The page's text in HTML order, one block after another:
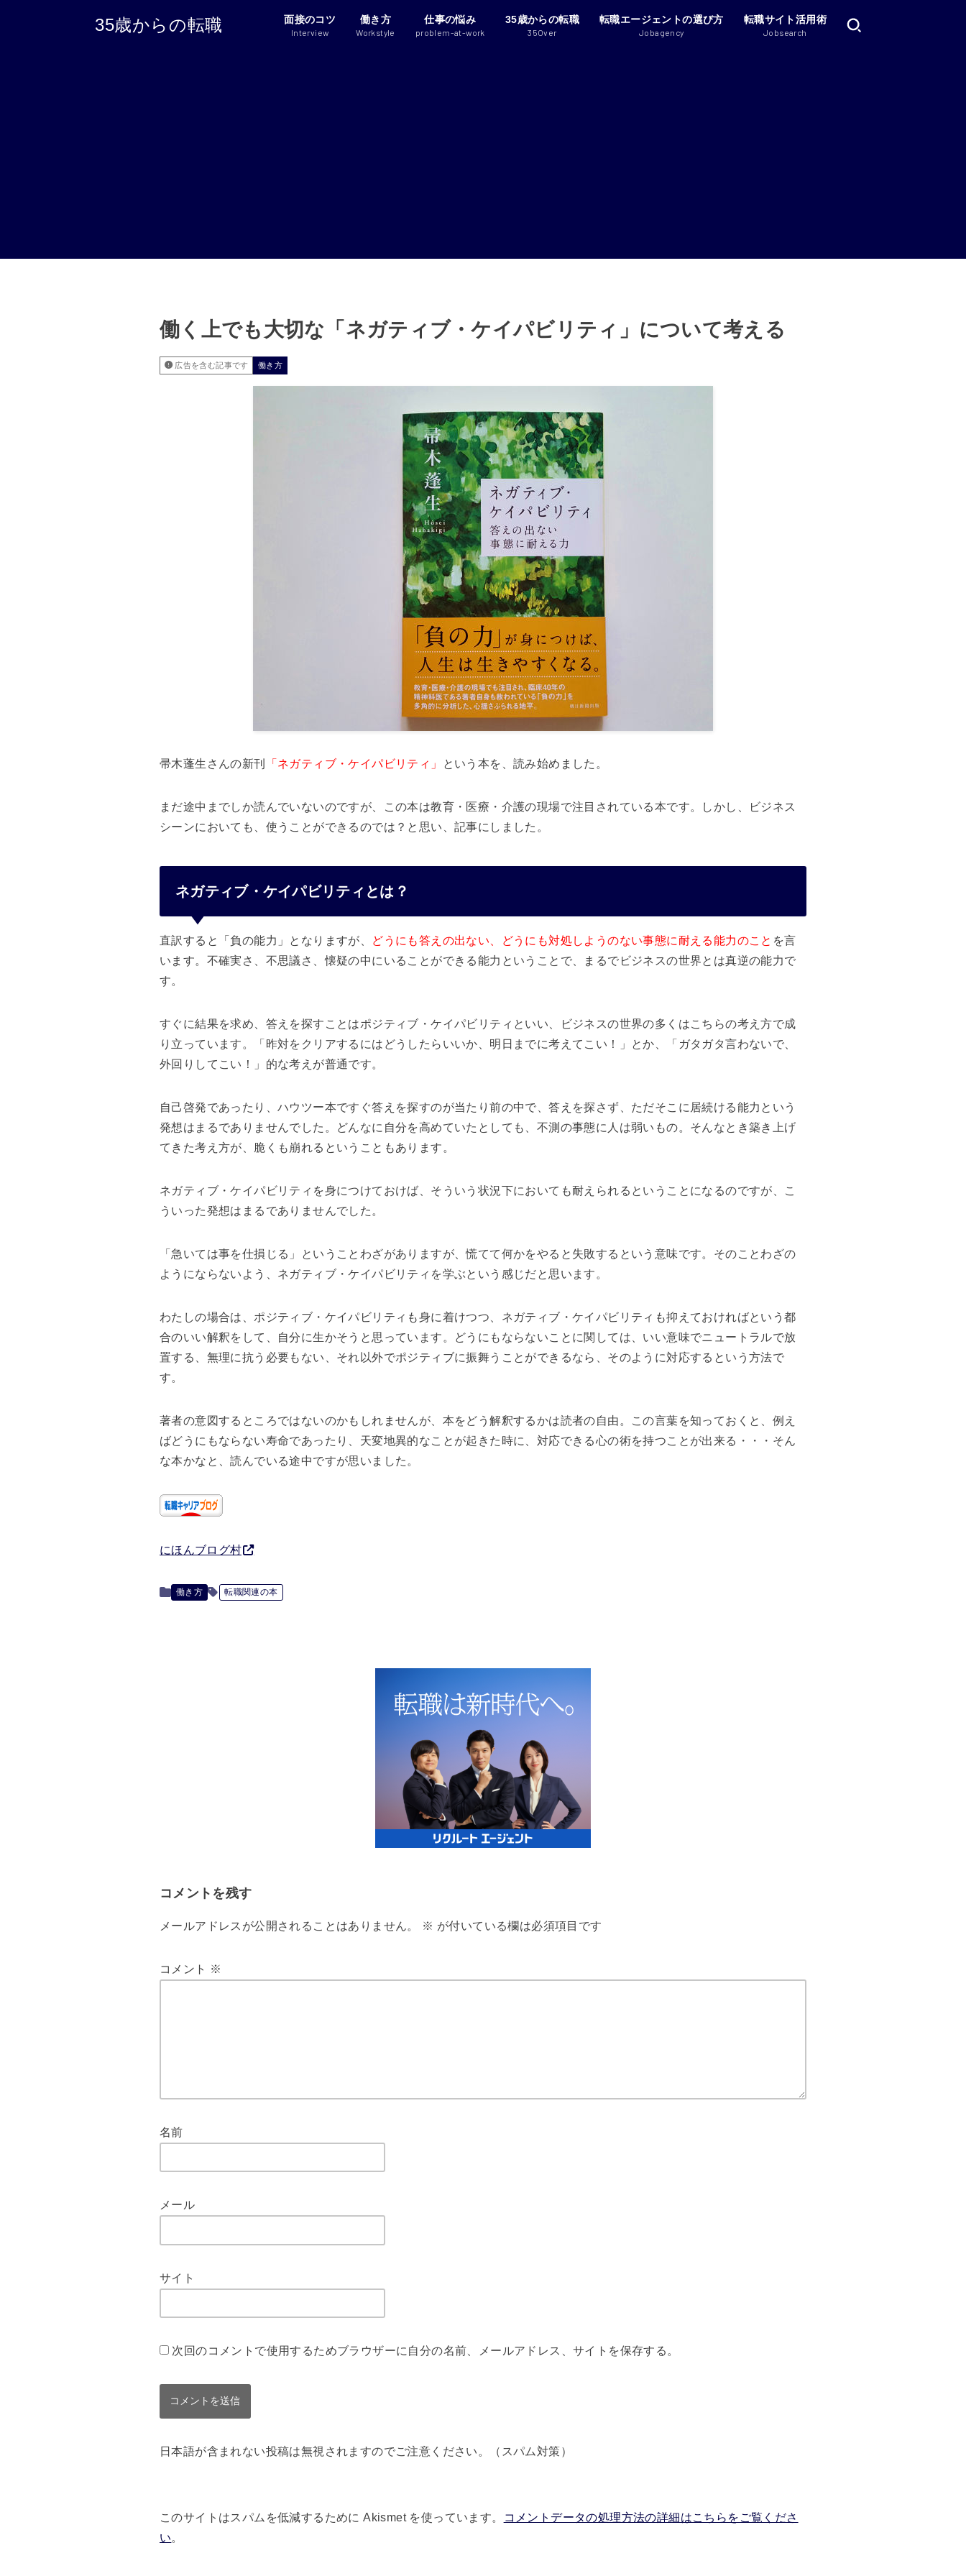
35歳からの転職 面接のコツ
Interview
働き方
Workstyle
仕事の悩み
problem-at-work
35歳からの転職
35Over
転職エージェントの選び方
Jobagency
転職サイト活用術
Jobsearch
働く上でも大切な「ネガティブ・ケイパビリティ」について考える
広告を含む記事です 働き方
帚木蓬生さんの新刊 「ネガティブ・ケイパビリティ」 という本を、読み始めました。
まだ途中までしか読んでいないのですが、この本は教育・医療・介護の現場で注目されている本です。しかし、ビジネス
シーンにおいても、使うことができるのでは？と思い、記事にしました。
ネガティブ・ケイパビリティとは？
直訳すると「負の能力」となりますが、 どうにも答えの出ない、どうにも対処しようのない事態に耐える能力のこと を言
います。不確実さ、不思議さ、懐疑の中にいることができる能力ということで、まるでビジネスの世界とは真逆の能力で
す。
すぐに結果を求め、答えを探すことはポジティブ・ケイパビリティといい、ビジネスの世界の多くはこちらの考え方で成
り立っています。「昨対をクリアするにはどうしたらいいか、明日までに考えてこい！」とか、「ガタガタ言わないで、
外回りしてこい！」的な考えが普通です。
自己啓発であったり、ハウツー本ですぐ答えを探すのが当たり前の中で、答えを探さず、ただそこに居続ける能力という
発想はまるでありませんでした。どんなに自分を高めていたとしても、不測の事態に人は弱いもの。そんなとき築き上げ
てきた考え方が、脆くも崩れるということもあります。
ネガティブ・ケイパビリティを身につけておけば、そういう状況下においても耐えられるということになるのですが、こ
ういった発想はまるでありませんでした。
「急いては事を仕損じる」ということわざがありますが、慌てて何かをやると失敗するという意味です。そのことわざの
ようにならないよう、ネガティブ・ケイパビリティを学ぶという感じだと思います。
わたしの場合は、ポジティブ・ケイパビリティも身に着けつつ、ネガティブ・ケイパビリティも抑えておければという都
合のいい解釈をして、自分に生かそうと思っています。どうにもならないことに関しては、いい意味でニュートラルで放
置する、無理に抗う必要もない、それ以外でポジティブに振舞うことができるなら、そのように対応するという方法で
す。
著者の意図するところではないのかもしれませんが、本をどう解釈するかは読者の自由。この言葉を知っておくと、例え
ばどうにもならない寿命であったり、天変地異的なことが起きた時に、対応できる心の術を持つことが出来る・・・そん
な本かなと、読んでいる途中ですが思いました。
にほんブログ村
働き方 転職関連の本
コメントを残す
メールアドレスが公開されることはありません。 ※ が付いている欄は必須項目です
コメント ※
名前
メール
サイト
次回のコメントで使用するためブラウザーに自分の名前、メールアドレス、サイトを保存する。
日本語が含まれない投稿は無視されますのでご注意ください。（スパム対策）
このサイトはスパムを低減するために Akismet を使っています。
コメントデータの処理方法の詳細はこちらをご覧くださ
い。